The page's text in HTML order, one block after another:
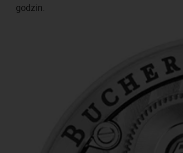
godzin.